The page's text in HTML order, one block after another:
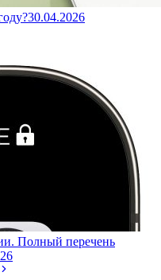
30.04.2026
Полный перечень